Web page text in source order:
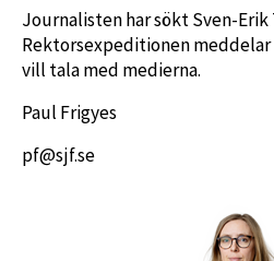
Journalisten har sökt Sven-
Rektorsexpeditionen
vill tala med medierna.
Paul Frigyes
pf@sjf.se